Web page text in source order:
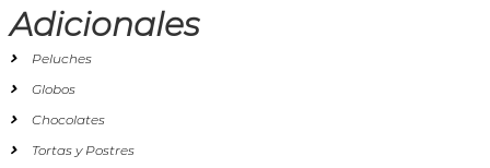
Adicionales
Peluches
Globos
Chocolates
Tortas y Postres